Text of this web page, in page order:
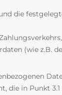
die
(wie z.B.
die in Punkt